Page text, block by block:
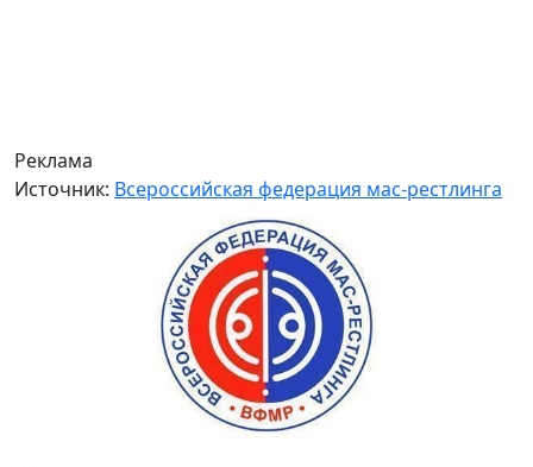
Реклама
Источник: Всероссийская федерация мас-рестлинга